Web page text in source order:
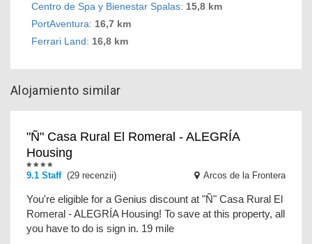
Centro de Spa y Bienestar Spalas: 15,8 km
PortAventura: 16,7 km
Ferrari Land: 16,8 km
Alojamiento similar
"Ñ" Casa Rural El Romeral - ALEGRÍA
Housing
9.1 Staff(29 recenzii) Arcos de la Frontera
You're eligible for a Genius discount at "Ñ" Casa Rural El
Romeral - ALEGRÍA Housing! To save at this property, all
you have to do is sign in. 19 mile